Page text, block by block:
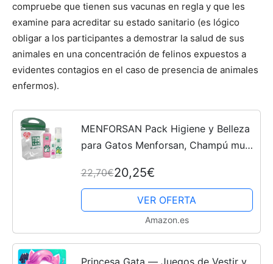
compruebe que tienen sus vacunas en regla y que les
examine para acreditar su estado sanitario (es lógico
obligar a los participantes a demostrar la salud de sus
animales en una concentración de felinos expuestos a
evidentes contagios en el caso de presencia de animales
enfermos).
MENFORSAN Pack Higiene y Belleza
para Gatos Menforsan, Champú muy
para Gatos 125ml, Champú en
Espuma para Perros y Gatos...
22,70€20,25€
VER OFERTA
Amazon.es